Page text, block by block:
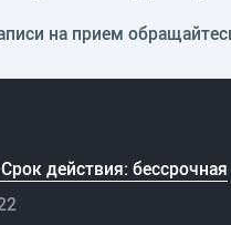
на прием
действия: бессрочная